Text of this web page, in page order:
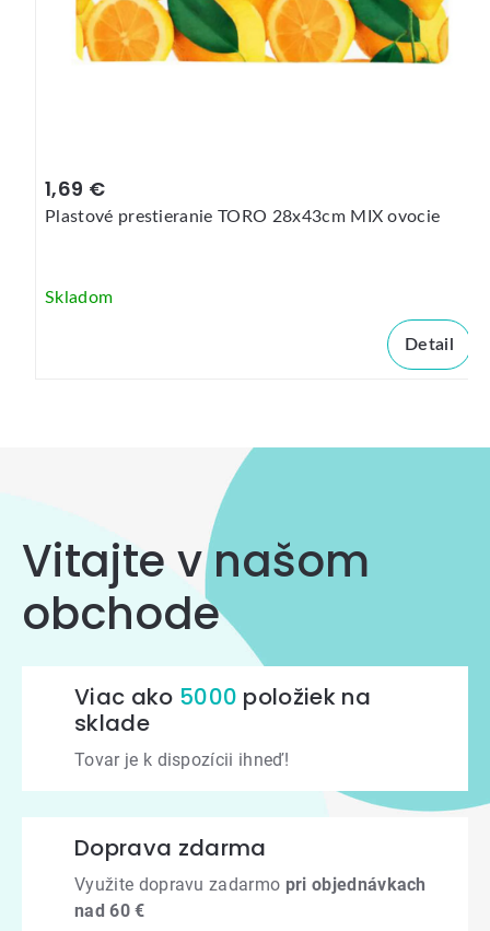
1,69 €
Plastové prestieranie TORO 28x43cm MIX ovocie
Skladom
Detail
Vitajte v našom
obchode
Viac ako 5000 položiek na
sklade
Tovar je k dispozícii ihneď!
Doprava zdarma
Využite dopravu zadarmo pri objednávkach
nad 60 €